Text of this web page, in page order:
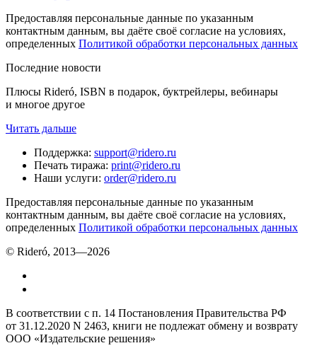
Предоставляя персональные данные по указанным
контактным данным, вы даёте своё согласие на условиях,
определенных Политикой обработки персональных данных
Последние новости
Плюсы Rideró, ISBN в подарок, буктрейлеры, вебинары
и многое другое
Читать дальше
Поддержка: support@ridero.ru
Печать тиража: print@ridero.ru
Наши услуги: order@ridero.ru
Предоставляя персональные данные по указанным
контактным данным, вы даёте своё согласие на условиях,
определенных Политикой обработки персональных данных
© Rideró, 2013—2026
В соответствии с п. 14 Постановления Правительства РФ
от 31.12.2020 N 2463, книги не подлежат обмену и возврату
ООО «Издательские решения»